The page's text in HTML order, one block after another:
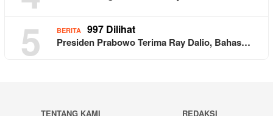
5 BERITA 997 Dilihat
Presiden Prabowo Terima Ray Dalio, Bahas…
TENTANG KAMI REDAKSI